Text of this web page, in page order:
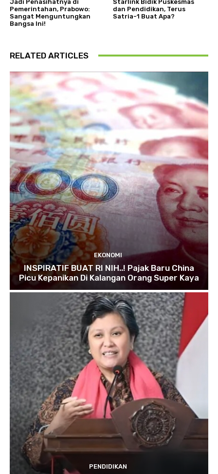
Jadi Penasihatnya di
Pemerintahan, Prabowo:
Sangat Menguntungkan
Bangsa Ini!
Starlink Bidik Puskesmas
dan Pendidikan, Terus
Satria-1 Buat Apa?
RELATED ARTICLES
EKONOMI
INSPIRATIF BUAT RI NIH..! Pajak Baru China
Picu Kepanikan Di Kalangan Orang Super Kaya
PENDIDIKAN